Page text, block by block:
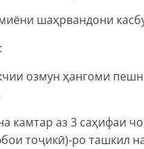
шаҳрвандони
озмун ҳангоми
камтар аз 3 саҳифаи
тоҷикӣ)-ро ташкил